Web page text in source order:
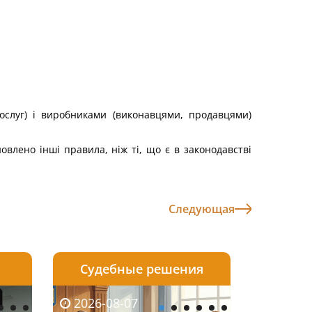
і виробниками (виконавцями, продавцями)
інші правила, ніж ті, що є в законодавстві
Следующая
2026-08-06 2026-08-05
2026-08-04 2026-08-04
2026-07-03 2026-06-08
Судебные решения
2026-08-07